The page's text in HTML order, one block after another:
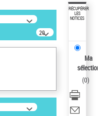
20
résultats/page
RÉCUPÉRER
LES
NOTICES
Ma
(0)